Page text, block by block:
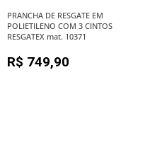
PRANCHA DE RESGATE EM
POLIETILENO COM 3 CINTOS
RESGATEX mat. 10371
R$ 749,90